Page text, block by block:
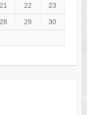
21 22 23
28 29 30